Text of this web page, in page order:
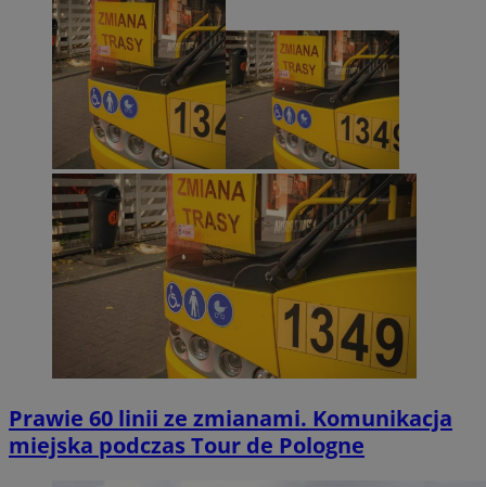
Prawie 60 linii ze zmianami. Komunikacja
miejska podczas Tour de Pologne